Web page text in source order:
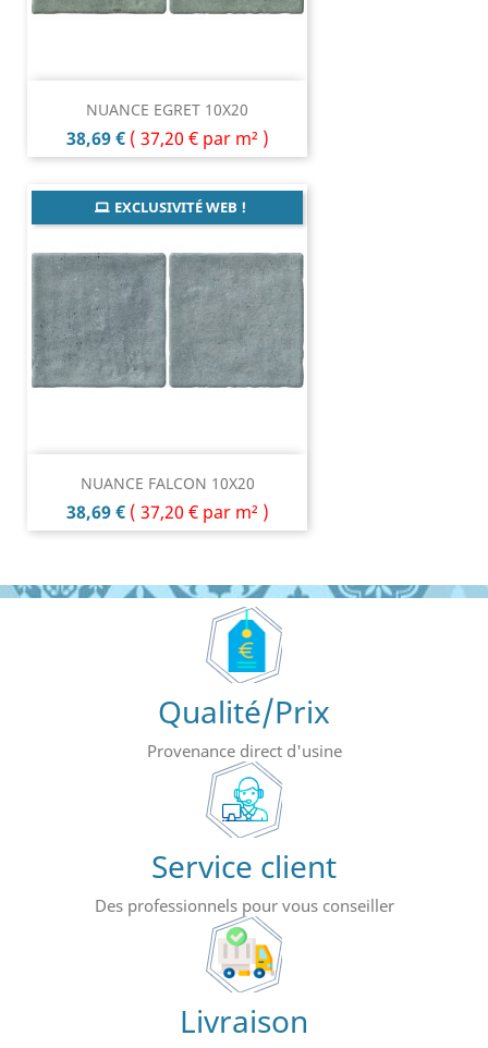
NUANCE EGRET 10X20
Prix
38,69 € ( 37,20 € par m² )
NUANCE FALCON 10X20
Prix
38,69 € ( 37,20 € par m² )
EXCLUSIVITÉ WEB !
Qualité/Prix
Provenance direct d'usine
Service client
Des professionnels pour vous conseiller
Livraison